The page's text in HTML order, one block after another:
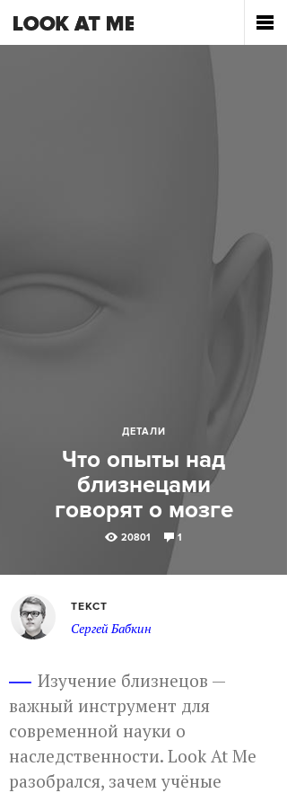
ДЕТАЛИ
Что опыты над
близнецами
говорят о мозге
20801 1
ТЕКСТ
Сергей Бабкин
Изучение близнецов —
важный инструмент для
современной науки о
наследственности. Look At Me
разобрался, зачем учёные